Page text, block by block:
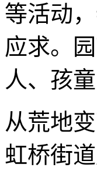
等活动
应求。
人、孩
从荒地
虹桥街